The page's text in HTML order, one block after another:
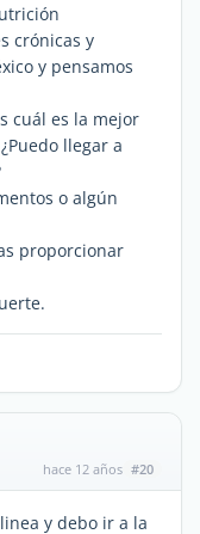
crónicas y
y pensamos
cuál es la mejor
llegar a
o algún
proporcionar
hace 12 años #20
y debo ir a la